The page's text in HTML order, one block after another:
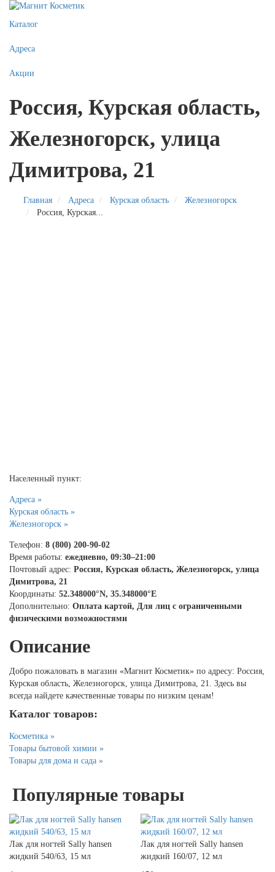
Каталог
Адреса
Акции
Россия, Курская область,
Железногорск, улица
Димитрова, 21
Главная Адреса Курская область
Железногорск
Россия, Курская...
Населенный пункт:
Адреса »
Курская область »
Железногорск »
Телефон: 8 (800) 200-90-02
Время работы: ежедневно, 09:30–21:00
Почтовый адрес: Россия, Курская область, Железногорск, улица
Димитрова, 21
Координаты: 52.348000°N, 35.348000°E
Дополнительно: Оплата картой, Для лиц с ограниченными
физическими возможностями
Описание
Добро пожаловать в магазин «Магнит Косметик» по адресу: Россия,
Курская область, Железногорск, улица Димитрова, 21. Здесь вы
всегда найдете качественные товары по низким ценам!
Каталог товаров:
Косметика »
Товары бытовой химии »
Товары для дома и сада »
Популярные товары
Лак для ногтей Sally hansen
жидкий 540/63, 15 мл
Лак для ногтей Sally hansen
жидкий 160/07, 12 мл